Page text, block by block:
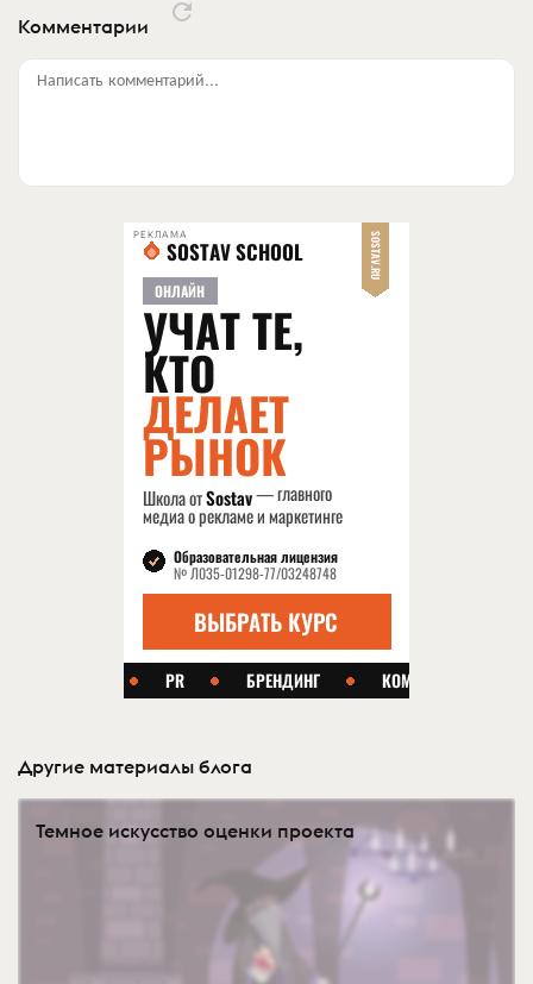
Комментарии
Написать комментарий...
РЕКЛАМА
Другие материалы блога
Темное искусство оценки проекта